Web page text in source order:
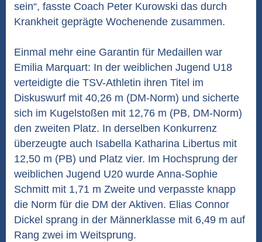
sein“, fasste Coach Peter Kurowski das durch
Krankheit geprägte Wochenende zusammen.
Einmal mehr eine Garantin für Medaillen war
Emilia Marquart: In der weiblichen Jugend U18
verteidigte die TSV-Athletin ihren Titel im
Diskuswurf mit 40,26 m (DM-Norm) und sicherte
sich im Kugelstoßen mit 12,76 m (PB, DM-Norm)
den zweiten Platz. In derselben Konkurrenz
überzeugte auch Isabella Katharina Libertus mit
12,50 m (PB) und Platz vier. Im Hochsprung der
weiblichen Jugend U20 wurde Anna-Sophie
Schmitt mit 1,71 m Zweite und verpasste knapp
die Norm für die DM der Aktiven. Elias Connor
Dickel sprang in der Männerklasse mit 6,49 m auf
Rang zwei im Weitsprung.